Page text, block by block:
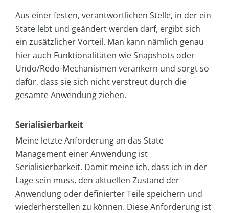
Aus einer festen, verantwortlichen Stelle, in der ein
State lebt und geändert werden darf, ergibt sich
ein zusätzlicher Vorteil. Man kann nämlich genau
hier auch Funktionalitäten wie Snapshots oder
Undo/Redo-Mechanismen verankern und sorgt so
dafür, dass sie sich nicht verstreut durch die
gesamte Anwendung ziehen.
Serialisierbarkeit
Meine letzte Anforderung an das State
Management einer Anwendung ist
Serialisierbarkeit. Damit meine ich, dass ich in der
Lage sein muss, den aktuellen Zustand der
Anwendung oder definierter Teile speichern und
wiederherstellen zu können. Diese Anforderung ist